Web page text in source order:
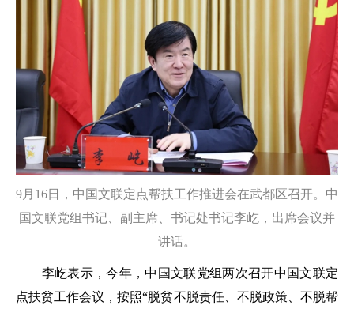
9月16日，中国文联定点帮扶工作推进会在武都区召开。中
国文联党组书记、副主席、书记处书记李屹，出席会议并
讲话。
李屹表示，今年，中国文联党组两次召开中国文联定
点扶贫工作会议，按照“脱贫不脱责任、不脱政策、不脱帮